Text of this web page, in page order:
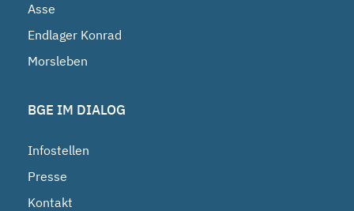
Asse
Endlager Konrad
Morsleben
BGE IM DIALOG
Infostellen
Presse
Kontakt